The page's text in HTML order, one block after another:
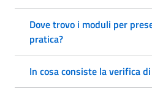
Dove trovo i moduli per
pratica?
In cosa consiste la verifica